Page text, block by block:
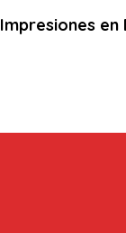
Impresiones